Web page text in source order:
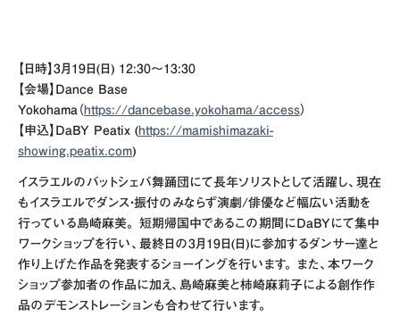
【日時】3月19日(日) 12:30～13:30
【会場】Dance Base
Yokohama（ https://dancebase.yokohama/access）
【申込】DaBY Peatix (https://mamishimazaki-
showing.peatix.com)
イスラエルのバットシェバ舞踊団にて長年ソリストとして活躍し、現在
もイスラエルでダンス・振付のみならず演劇/俳優など幅広い活動を
行っている島崎麻美。 短期帰国中であるこの期間にDaBYにて集中
ワークショップを行い、最終日の3月19日(日)に参加するダンサー達と
作り上げた作品を発表するショーイングを行います。 また、本ワーク
ショップ参加者の作品に加え、島崎麻美と柿崎麻莉子による創作作
品のデモンストレーションも合わせて行います。